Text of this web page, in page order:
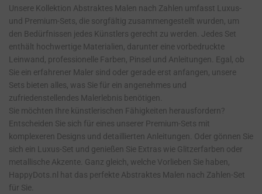
Unsere Kollektion Abstraktes Malen nach Zahlen umfasst Luxus-
und Premium-Sets, die sorgfältig zusammengestellt wurden, um
den Bedürfnissen jedes Künstlers gerecht zu werden. Jedes Set
enthält hochwertige Materialien, darunter eine vorbedruckte
Leinwand, professionelle Farben, Pinsel und Anleitungen. Egal, ob
Sie ein erfahrener Maler sind oder gerade erst anfangen, unsere
Sets bieten alles, was Sie für ein angenehmes und
zufriedenstellendes Malerlebnis benötigen.
Sie möchten Ihre künstlerischen Fähigkeiten herausfordern?
Entscheiden Sie sich für eines unserer Premium-Sets mit
komplexeren Designs und detaillierten Anleitungen. Oder gönnen Sie
sich ein Luxus-Set und genießen Sie Extras wie Glitzerfarben oder
metallische Akzente. Ganz gleich, welche Vorlieben Sie haben,
HappyDots.nl hat das perfekte Abstraktes Malen nach Zahlen-Set
für Sie.